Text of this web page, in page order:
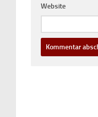
Website